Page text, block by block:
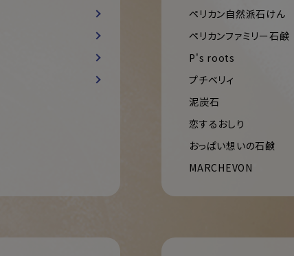
ペリカン自然派石けん
ペリカンファミリー石鹸
P's roots
プチベリィ
泥炭石
恋するおしり
おっぱい想いの石鹸
MARCHEVON